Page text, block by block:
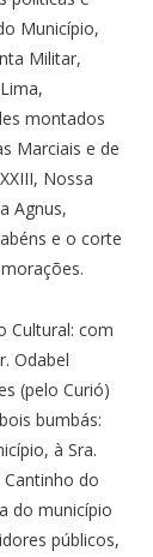
Município,
Militar,
montados
Marciais e de
Nossa
Agnus,
e o corte
Cultural: com
Odabel
(pelo Curió)
bumbás:
à Sra.
do
do município
públicos,